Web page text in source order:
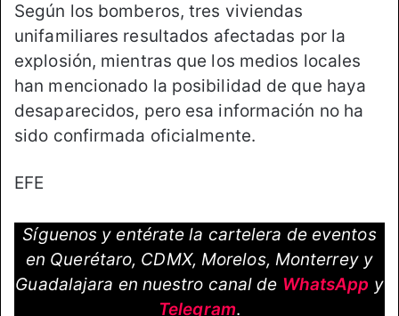
Según los bomberos, tres viviendas
unifamiliares resultados afectadas por la
explosión, mientras que los medios locales
han mencionado la posibilidad de que haya
desaparecidos, pero esa información no ha
sido confirmada oficialmente.
EFE
Síguenos y entérate la cartelera de eventos
en Querétaro, CDMX, Morelos, Monterrey y
Guadalajara en nuestro canal de WhatsApp y
Telegram.